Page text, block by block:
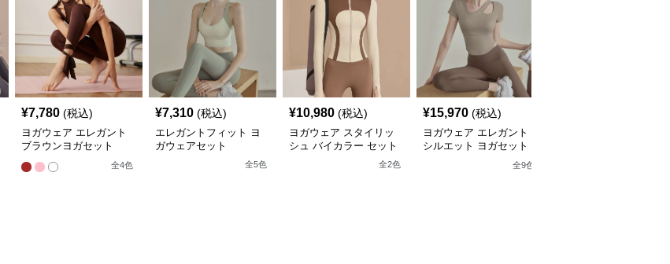
¥7,780 (税込)
ヨガウェア エレガント
ブラウンヨガセット
全4色
¥7,310 (税込)
エレガントフィット ヨ
ガウェアセット
全5色
¥10,980 (税込)
ヨガウェア スタイリッ
シュ バイカラー セット
全2色
¥15,970 (税込)
ヨガウェア エレガント
シルエット ヨガセット
全9色